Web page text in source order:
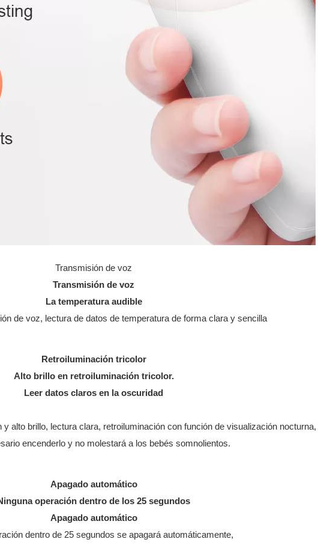
Transmisión de voz
Transmisión de voz
La temperatura audible
de voz, lectura de datos de temperatura de forma clara y sencilla
Retroiluminación tricolor
Alto brillo en retroiluminación tricolor.
Leer datos claros en la oscuridad
y alto brillo, lectura clara, retroiluminación con función de visualización nocturna,
encenderlo y no molestará a los bebés somnolientos.
Apagado automático
operación dentro de los 25 segundos
Apagado automático
dentro de 25 segundos se apagará automáticamente,